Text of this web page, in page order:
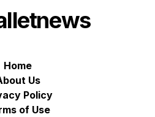
Home
Us
Policy
of Use